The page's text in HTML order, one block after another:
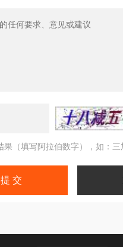
果（填写阿拉伯数字），如：三